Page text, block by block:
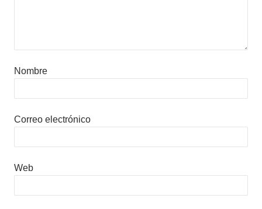
Nombre
Correo electrónico
Web